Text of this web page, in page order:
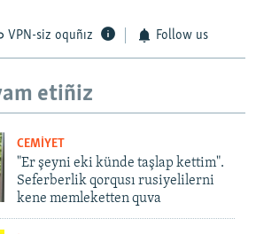
VPN-siz oquñız Follow us
etiñiz
CEMİYET
"Er şeyni eki künde taşlap kettim".
Seferberlik qorqusı rusiyelilerni
kene memleketten quva